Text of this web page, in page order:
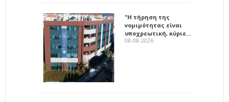
"Η τήρηση της
νομιμότητας είναι
υποχρεωτική, κύριε…
08-08-2026